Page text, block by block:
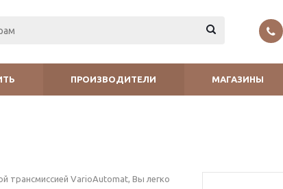
ПРОИЗВОДИТЕЛИ МАГАЗИНЫ
трансмиссией VarioAutomat, Вы легко